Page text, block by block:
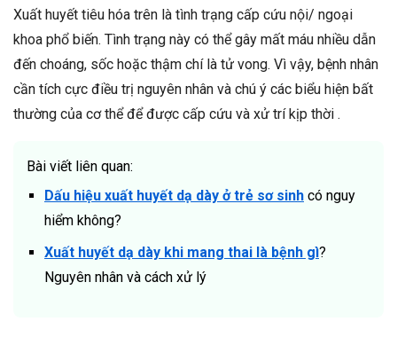
Xuất huyết tiêu hóa trên là tình trạng cấp cứu nội/ ngoại
khoa phổ biến. Tình trạng này có thể gây mất máu nhiều dẫn
đến choáng, sốc hoặc thậm chí là tử vong. Vì vậy, bệnh nhân
cần tích cực điều trị nguyên nhân và chú ý các biểu hiện bất
thường của cơ thể để được cấp cứu và xử trí kịp thời .
Bài viết liên quan:
Dấu hiệu xuất huyết dạ dày ở trẻ sơ sinh có nguy
hiểm không?
Xuất huyết dạ dày khi mang thai là bệnh gì?
Nguyên nhân và cách xử lý